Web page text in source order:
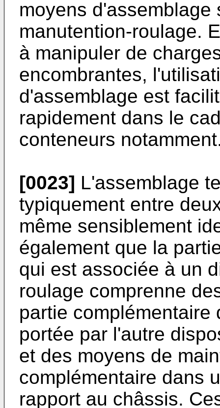
moyens
manutention-roulage.
à manipuler de
encombrantes,
d'assemblage est
rapidement dans le
conteneurs
[0023] L'assemblage
typiquement entre
même sensiblement
également que la
qui est associée à un
roulage comprenne
partie
portée par l'autre
et des moyens de
complémentaire dans
rapport au châssis.